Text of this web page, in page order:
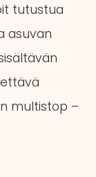
tutustua
asuvan
multistop –